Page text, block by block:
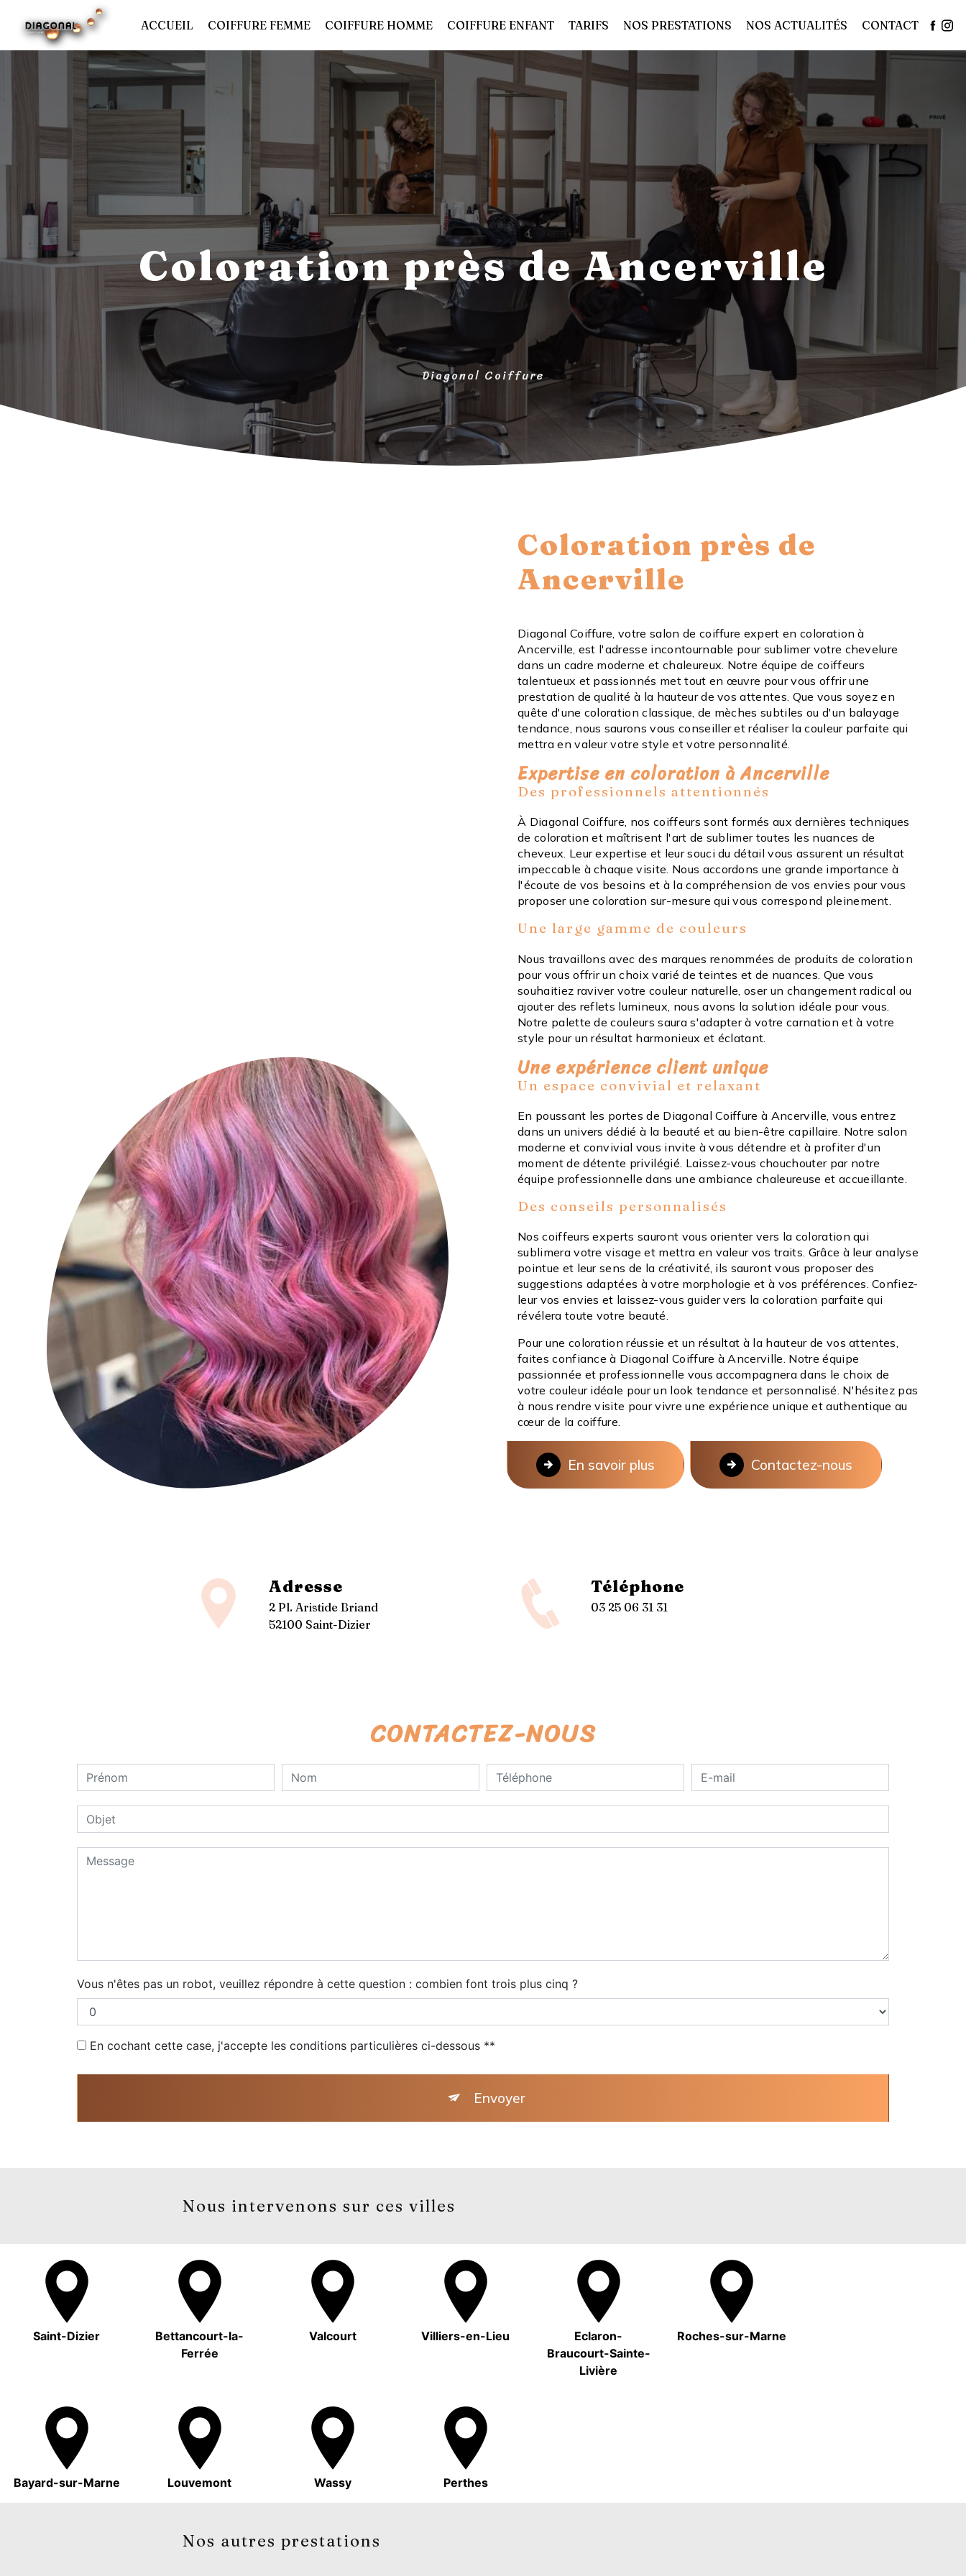
ACCUEIL COIFFURE FEMME COIFFURE HOMME COIFFURE ENFANT TARIFS NOS PRESTATIONS NOS ACTUALITÉS CONTACT
Coloration près de Ancerville
Diagonal Coiffure
Coloration près de
Ancerville
Diagonal Coiffure, votre salon de coiffure expert en coloration à
Ancerville, est l'adresse incontournable pour sublimer votre chevelure
dans un cadre moderne et chaleureux. Notre équipe de coiffeurs
talentueux et passionnés met tout en œuvre pour vous offrir une
prestation de qualité à la hauteur de vos attentes. Que vous soyez en
quête d'une coloration classique, de mèches subtiles ou d'un balayage
tendance, nous saurons vous conseiller et réaliser la couleur parfaite qui
mettra en valeur votre style et votre personnalité.
Expertise en coloration à Ancerville
Des professionnels attentionnés
À Diagonal Coiffure, nos coiffeurs sont formés aux dernières techniques
de coloration et maîtrisent l'art de sublimer toutes les nuances de
cheveux. Leur expertise et leur souci du détail vous assurent un résultat
impeccable à chaque visite. Nous accordons une grande importance à
l'écoute de vos besoins et à la compréhension de vos envies pour vous
proposer une coloration sur-mesure qui vous correspond pleinement.
Une large gamme de couleurs
Nous travaillons avec des marques renommées de produits de coloration
pour vous offrir un choix varié de teintes et de nuances. Que vous
souhaitiez raviver votre couleur naturelle, oser un changement radical ou
ajouter des reflets lumineux, nous avons la solution idéale pour vous.
Notre palette de couleurs saura s'adapter à votre carnation et à votre
style pour un résultat harmonieux et éclatant.
Une expérience client unique
Un espace convivial et relaxant
En poussant les portes de Diagonal Coiffure à Ancerville, vous entrez
dans un univers dédié à la beauté et au bien-être capillaire. Notre salon
moderne et convivial vous invite à vous détendre et à profiter d'un
moment de détente privilégié. Laissez-vous chouchouter par notre
équipe professionnelle dans une ambiance chaleureuse et accueillante.
Des conseils personnalisés
Nos coiffeurs experts sauront vous orienter vers la coloration qui
sublimera votre visage et mettra en valeur vos traits. Grâce à leur analyse
pointue et leur sens de la créativité, ils sauront vous proposer des
suggestions adaptées à votre morphologie et à vos préférences. Confiez-
leur vos envies et laissez-vous guider vers la coloration parfaite qui
révélera toute votre beauté.
Pour une coloration réussie et un résultat à la hauteur de vos attentes,
faites confiance à Diagonal Coiffure à Ancerville. Notre équipe
passionnée et professionnelle vous accompagnera dans le choix de
votre couleur idéale pour un look tendance et personnalisé. N'hésitez pas
à nous rendre visite pour vivre une expérience unique et authentique au
cœur de la coiffure.
En savoir plus Contactez-nous
Adresse
2 Pl. Aristide Briand
52100 Saint-Dizier
Téléphone
03 25 06 31 31
CONTACTEZ-NOUS
Vous n'êtes pas un robot, veuillez répondre à cette question : combien font trois plus cinq ?
En cochant cette case, j'accepte les conditions particulières ci-dessous **
Envoyer
Nous intervenons sur ces villes
Saint-Dizier
Bettancourt-la-
Ferrée
Valcourt Villiers-en-Lieu
Eclaron-
Braucourt-Sainte-
Livière
Roches-sur-Marne
Bayard-sur-Marne Louvemont Wassy Perthes
Nos autres prestations
Panneau de gestion des cookies